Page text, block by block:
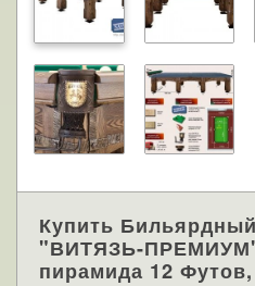
Купить
"ВИТЯЗЬ-
пирамида 12